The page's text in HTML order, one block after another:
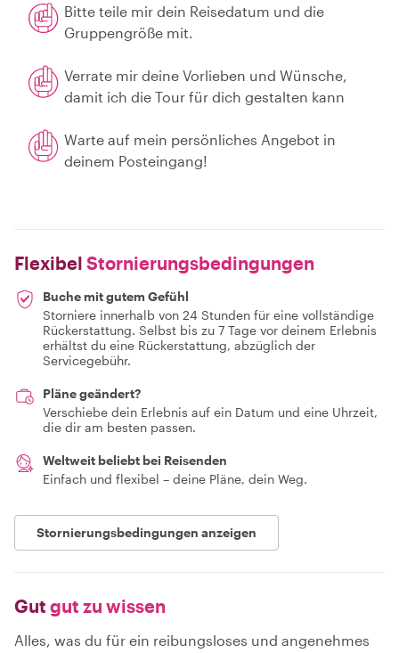
Bitte teile mir dein Reisedatum und die
Gruppengröße mit.
Verrate mir deine Vorlieben und Wünsche,
damit ich die Tour für dich gestalten kann
Warte auf mein persönliches Angebot in
deinem Posteingang!
Flexibel Stornierungsbedingungen
Buche mit gutem Gefühl
Storniere innerhalb von 24 Stunden für eine vollständige
Rückerstattung. Selbst bis zu 7 Tage vor deinem Erlebnis
erhältst du eine Rückerstattung, abzüglich der
Servicegebühr.
Pläne geändert?
Verschiebe dein Erlebnis auf ein Datum und eine Uhrzeit,
die dir am besten passen.
Weltweit beliebt bei Reisenden
Einfach und flexibel – deine Pläne, dein Weg.
Stornierungsbedingungen anzeigen
Gut gut zu wissen
Alles, was du für ein reibungsloses und angenehmes